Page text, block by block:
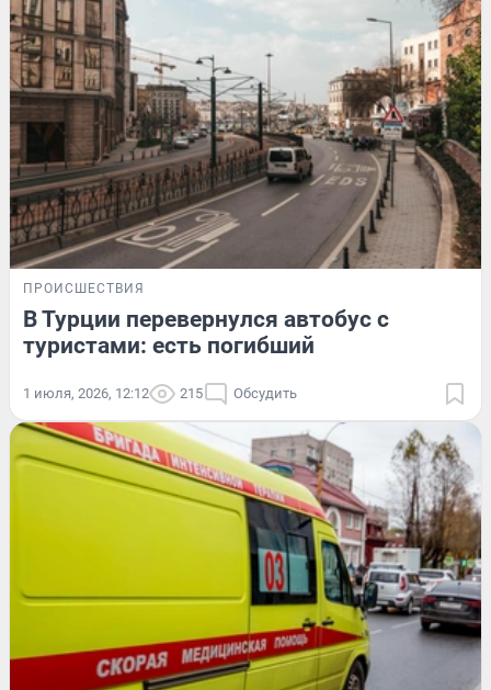
ПРОИСШЕСТВИЯ
В Турции перевернулся автобус с
туристами: есть погибший
1 июля, 2026, 12:12 215 Обсудить